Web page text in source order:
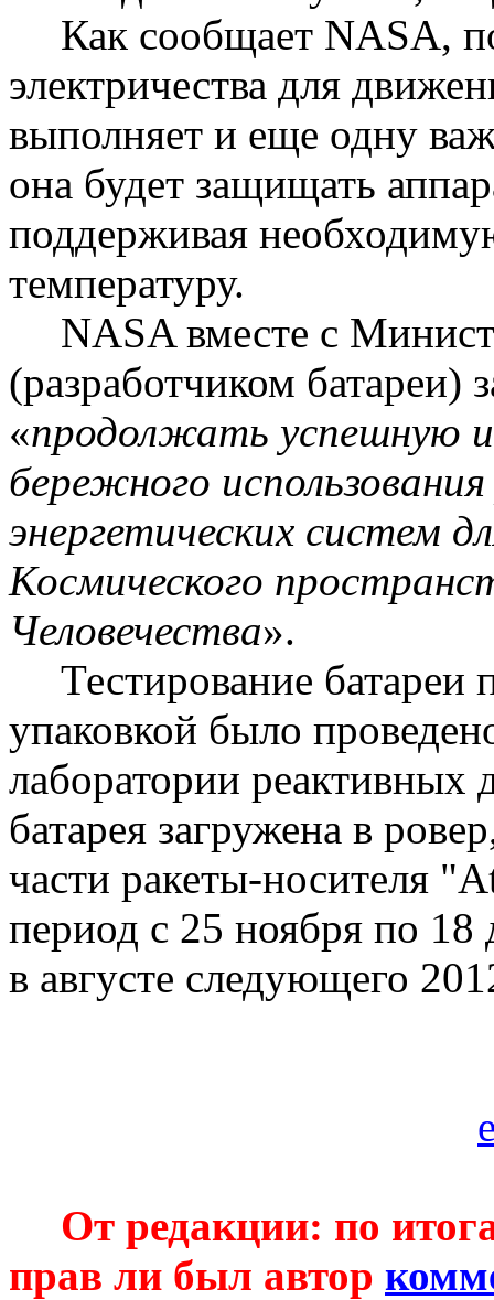
Как сообщает NASA,
электричества для
выполняет и еще одну
она будет защищать
поддерживая
температуру.
NASA вместе с
(разработчиком батареи)
«продолжать успешную
бережного
энергетических систем
Космического
Человечества».
Тестирование батареи
упаковкой было
лаборатории реактивных
батарея загружена в ровер
части ракеты-носителя "
период с 25 ноября по
в августе следующего
От редакции: по
прав ли был автор